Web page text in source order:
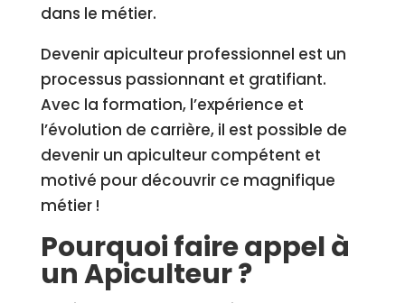
dans le métier.
Devenir apiculteur professionnel est un
processus passionnant et gratifiant.
Avec la formation, l’expérience et
l’évolution de carrière, il est possible de
devenir un apiculteur compétent et
motivé pour découvrir ce magnifique
métier !
Pourquoi faire appel à
un Apiculteur ?